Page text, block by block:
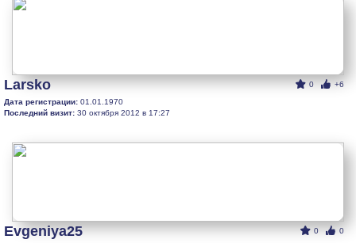
0 +6
Larsko
Дата регистрации: 01.01.1970
Последний визит: 30 октября 2012 в 17:27
0 0
Evgeniya25